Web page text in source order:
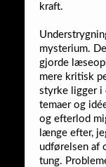
kraft.
mysterium.
gjorde
mere kritisk
styrke ligger i
temaer og
og efterlod
længe efter,
udførelsen af
tung.